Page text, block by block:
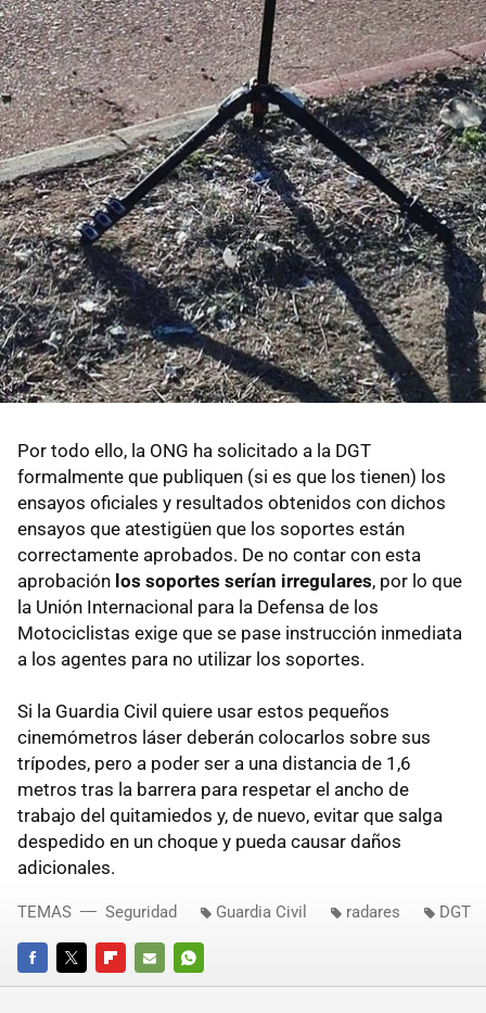
Por todo ello, la ONG ha solicitado a la DGT
formalmente que publiquen (si es que los tienen) los
ensayos oficiales y resultados obtenidos con dichos
ensayos que atestigüen que los soportes están
correctamente aprobados. De no contar con esta
aprobación los soportes serían irregulares, por lo que
la Unión Internacional para la Defensa de los
Motociclistas exige que se pase instrucción inmediata
a los agentes para no utilizar los soportes.
Si la Guardia Civil quiere usar estos pequeños
cinemómetros láser deberán colocarlos sobre sus
trípodes, pero a poder ser a una distancia de 1,6
metros tras la barrera para respetar el ancho de
trabajo del quitamiedos y, de nuevo, evitar que salga
despedido en un choque y pueda causar daños
adicionales.
FACEBOOKTWITTERFLIPBOARD
E-
WHATSAPP
TEMAS Seguridad Guardia Civil radares DGT